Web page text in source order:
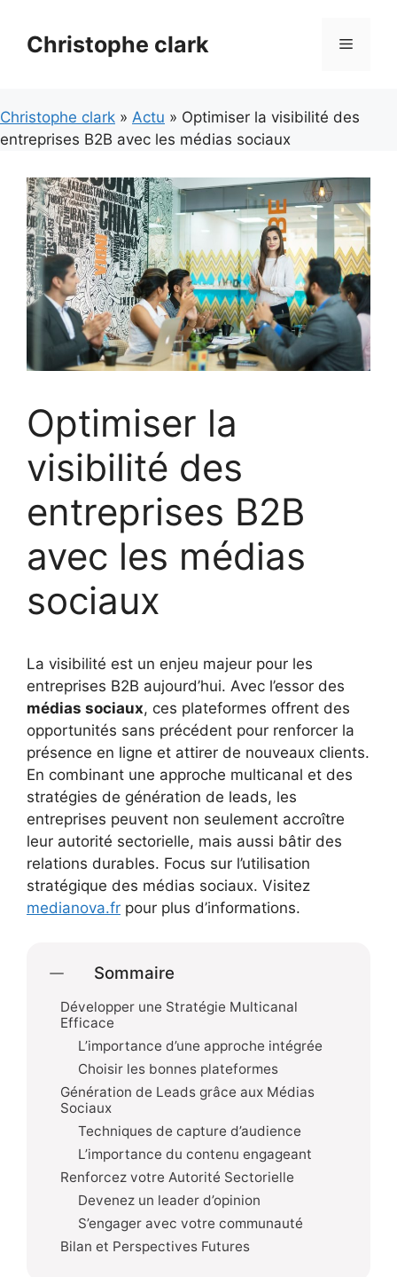
contenuChristophe clark Menu
Christophe clark » Actu » Optimiser la visibilité des
entreprises B2B avec les médias sociaux
Optimiser la
visibilité des
entreprises B2B
avec les médias
sociaux
La visibilité est un enjeu majeur pour les
entreprises B2B aujourd’hui. Avec l’essor des
médias sociaux, ces plateformes offrent des
opportunités sans précédent pour renforcer la
présence en ligne et attirer de nouveaux clients.
En combinant une approche multicanal et des
stratégies de génération de leads, les
entreprises peuvent non seulement accroître
leur autorité sectorielle, mais aussi bâtir des
relations durables. Focus sur l’utilisation
stratégique des médias sociaux. Visitez
medianova.fr pour plus d’informations.
Sommaire
Développer une Stratégie Multicanal
Efficace
L’importance d’une approche intégrée
Choisir les bonnes plateformes
Génération de Leads grâce aux Médias
Sociaux
Techniques de capture d’audience
L’importance du contenu engageant
Renforcez votre Autorité Sectorielle
Devenez un leader d’opinion
S’engager avec votre communauté
Bilan et Perspectives Futures